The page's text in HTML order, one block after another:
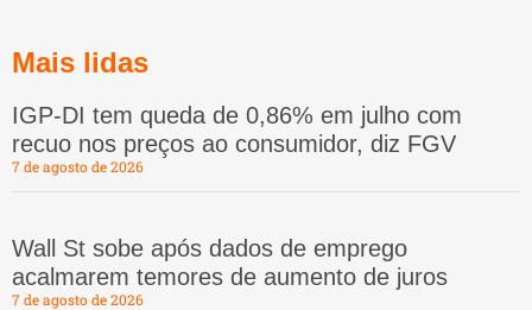
Mais lidas
IGP-DI tem queda de 0,86% em julho com
recuo nos preços ao consumidor, diz FGV
7 de agosto de 2026
Wall St sobe após dados de emprego
acalmarem temores de aumento de juros
7 de agosto de 2026